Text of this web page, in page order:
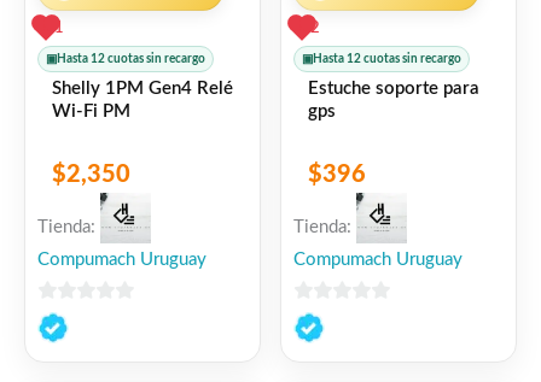
1
▣ Hasta 12 cuotas sin recargo
Shelly 1PM Gen4 Relé
Wi-Fi PM
$2,350
Tienda:
Compumach Uruguay
0
de
2
▣ Hasta 12 cuotas sin recargo
Estuche soporte para
gps
$396
Tienda:
Compumach Uruguay
0
de